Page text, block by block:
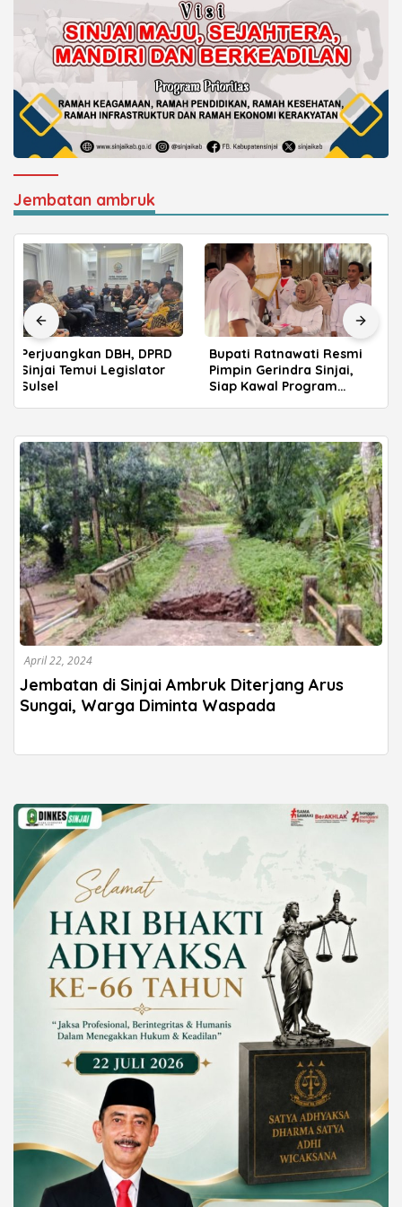
Jembatan ambruk
Bupati Ratnawati Resmi
Pimpin Gerindra Sinjai,
Siap Kawal Program
Tingkatkan Kualitas
Layanan, BRI Gelar
Apresiasi Nasabah
April 22, 2024
Jembatan di Sinjai Ambruk Diterjang Arus
Sungai, Warga Diminta Waspada